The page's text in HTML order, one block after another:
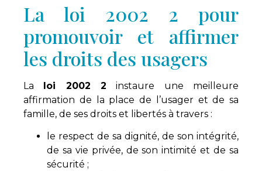
La loi 2002 2 pour
promouvoir et affirmer
les droits des usagers
La loi 2002 2 instaure une meilleure
affirmation de la place de l’usager et de sa
famille, de ses droits et libertés à travers :
le respect de sa dignité, de son intégrité,
de sa vie privée, de son intimité et de sa
sécurité ;